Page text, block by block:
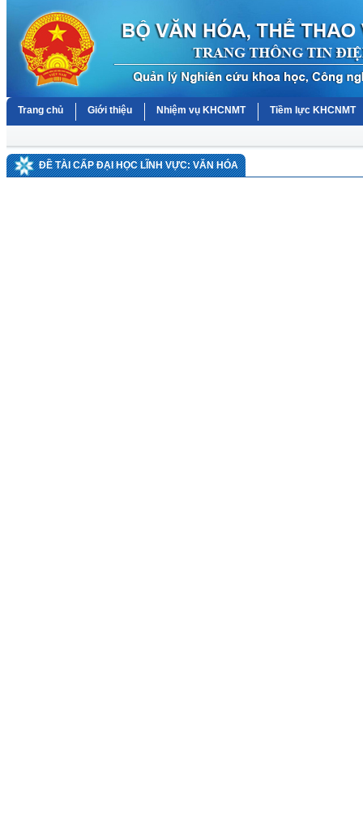
Trang chủ Giới thiệu Nhiệm vụ KHCNMT Tiềm lực KHCNMT
ĐỀ TÀI CẤP ĐẠI HỌC LĨNH VỰC: VĂN HÓA